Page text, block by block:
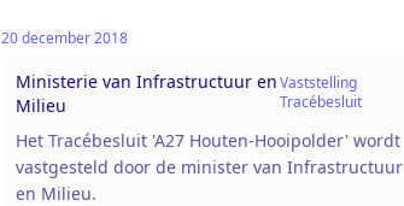
20 december 2018
Ministerie van Infrastructuur en
Milieu
Vaststelling
Tracébesluit
Het Tracébesluit 'A27 Houten-Hooipolder' wordt
vastgesteld door de minister van Infrastructuur
en Milieu.